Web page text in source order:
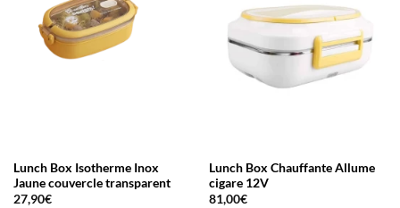
Lunch Box Isotherme Inox
Jaune couvercle transparent
27,90€
Lunch Box Chauffante Allume
cigare 12V
81,00€